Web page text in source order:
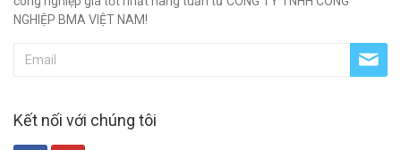
NGHIỆP BMA VIỆT NAM!
Kết nối với chúng tôi